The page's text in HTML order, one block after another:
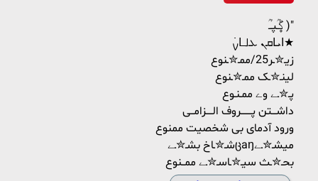
گ۪۪ـؒؔپــؒؔ )"
ߊ‌‌ܝ‌ߊ‌‌ܩܢ‌‌ ܥ‌‌ࡋߺߊ‌‌ࡍ߭★
زیـ✮ـر25/ممـ✮ـنوع
لینـ✮ـک ممـ✮ـنوع
پـ✮ـے وے ممـنـوع
داشـــتن پـــــــروف الــــزامــی
ورود آدمای بی شخصیت ممنوع
شـ✮ـاخ بشـ✮ـےცaŋمیشـ✮ـے
بحـ✮ـث سیـ✮ـاسـ✮ـے ممــنوع